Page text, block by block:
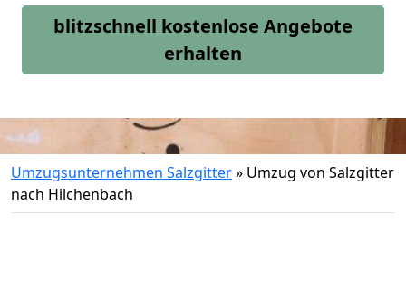
blitzschnell kostenlose Angebote
erhalten
Umzugsunternehmen Salzgitter» Umzug von Salzgitter
nach Hilchenbach